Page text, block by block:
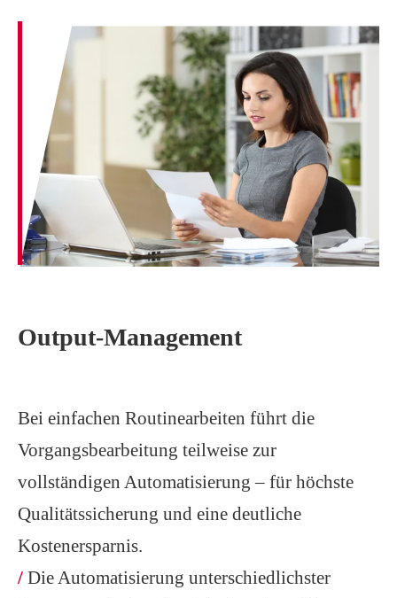
Output-Management
Bei einfachen Routinearbeiten führt die
Vorgangs­bearbeitung teilweise zur
vollständigen Automatisierung – für höchste
Qualitäts­sicherung und eine deutliche
Kostenersparnis.
/ Die Automatisierung unterschiedlichster